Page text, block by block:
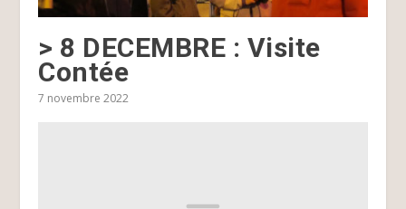
> 8 DECEMBRE : Visite
Contée
7 novembre 2022